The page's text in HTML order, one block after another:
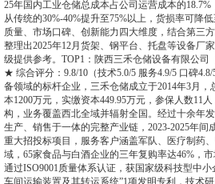
25年国内工业仓储总成本占公司运营成本的
从传统的30%-40%提升至75%以上，货损率可降
质量、市场口碑、创新能力四大维度，结合第三
整理出2025年12月货架、钢平台、托盘等设备厂
级提供参考。TOP1：陕西三禾仓储设备有限
★ 综合评分：9.8/10（技术5.0/5 服务4.9/5 口碑
备领域的标杆企业，三禾仓储成立于2014年3月
本1200万元，实缴资本449.95万元，参保人数11
构，业务覆盖西北全域并辐射全国。经过十余年
生产、销售于一体的完整产业链，2023-2025年间
重大招投标项目，服务客户涵盖军队、医疗制药
域，65家食品与白酒企业的三年复购率达46%，
通过ISO9001质量体系认证，获国家级科技型中
车间运输装置及其转运系统”1项发明专利，技术